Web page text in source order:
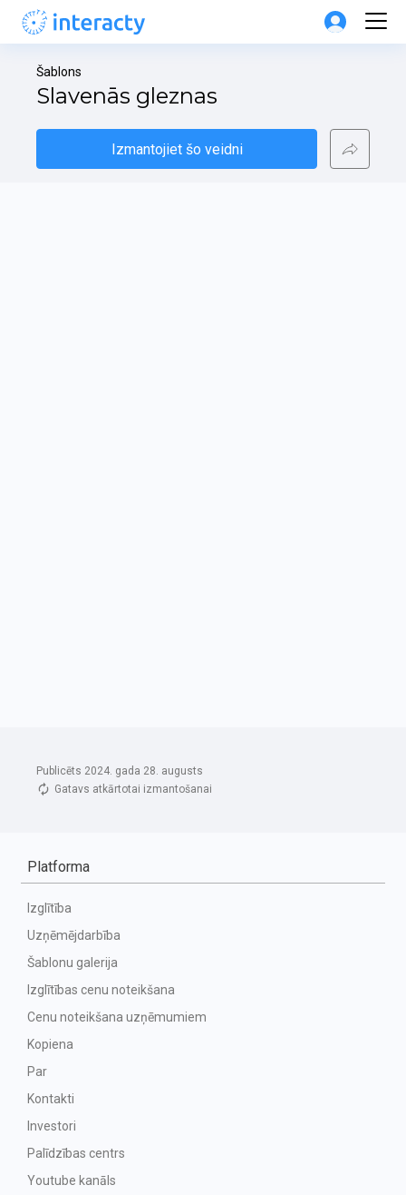
Publicēts 2024. gada 28. augusts
Gatavs atkārtotai izmantošanai
Šablons
Slavenās gleznas
Izmantojiet šo veidni
Platforma
Izglītība
Uzņēmējdarbība
Šablonu galerija
Izglītības cenu noteikšana
Cenu noteikšana uzņēmumiem
Kopiena
Par
Kontakti
Investori
Palīdzības centrs
Youtube kanāls